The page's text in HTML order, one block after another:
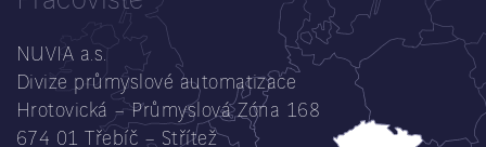
NUVIA a.s.
Divize průmyslové automatizace
Hrotovická – Průmyslová Zóna 168
674 01 Třebíč – Střítež